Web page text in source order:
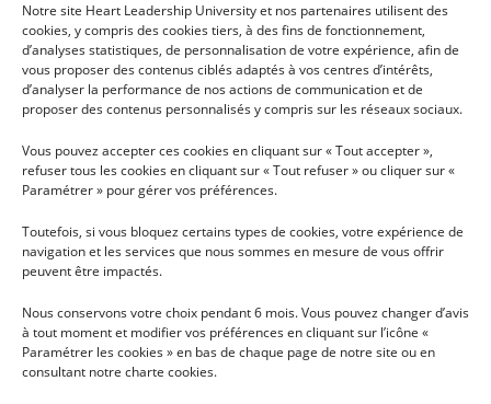
Notre site Heart Leadership University et nos partenaires utilisent des
cookies, y compris des cookies tiers, à des fins de fonctionnement,
d’analyses statistiques, de personnalisation de votre expérience, afin de
vous proposer des contenus ciblés adaptés à vos centres d’intérêts,
d’analyser la performance de nos actions de communication et de
proposer des contenus personnalisés y compris sur les réseaux sociaux.
Vous pouvez accepter ces cookies en cliquant sur « Tout accepter »,
refuser tous les cookies en cliquant sur « Tout refuser » ou cliquer sur «
Paramétrer » pour gérer vos préférences.
Toutefois, si vous bloquez certains types de cookies, votre expérience de
navigation et les services que nous sommes en mesure de vous offrir
peuvent être impactés.
Nous conservons votre choix pendant 6 mois. Vous pouvez changer d’avis
à tout moment et modifier vos préférences en cliquant sur l’icône «
Paramétrer les cookies » en bas de chaque page de notre site ou en
consultant notre charte cookies.
INFOS
TÉLÉCHARGER LA
BROCHURE
CONDITIONS GÉNÉRALES
D'UTILISATION
PLAN DU SITE
HLU
PRÉSENTATION
RECHERCHE
NOUS CONTACTER
INSCRIPTION À LA NEWSLETTER MENSUELLE